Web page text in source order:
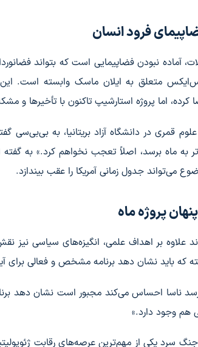
فرود انسان
آماده نبودن فضاپیمایی است که بتواند
علوم قمری در دانشگاه آزاد بریتانیا، به
به ماه برسد، اصلاً تعجب نخواهم کرد.» به گفته
می‌تواند جدول زمانی آمریکا را عقب بیندازد.
پروژه ماه
علاوه بر اهداف علمی، انگیزه‌های سیاسی نیز
که باید نشان دهد برنامه مشخص و فعالی برای
ناسا احساس می‌کند مجبور است نشان دهد
هم وجود دارد.»
سرد یکی از مهم‌ترین عرصه‌های رقابت